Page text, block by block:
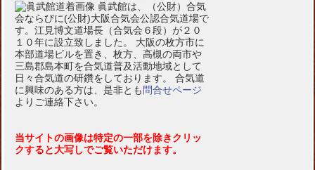
眞武館は、（公財）合気
会ならびに(公財)大阪合気会公認合気道場で
す。江見博文道場長（合気会６段）が２０
１０年に設立致しました。 大阪の枚方市に
本部道場ビルを置き、枚方、高槻の両市や
三島郡島本町を合気道普及活動地域として
日々合気道の研鑽をしております。 合気道
に興味のある方は、是非とも 問合せページ
よりご連絡下さい。
当サイトの画像は特定の一部を除きクリッ
クすると大写しでご覧いただけます。